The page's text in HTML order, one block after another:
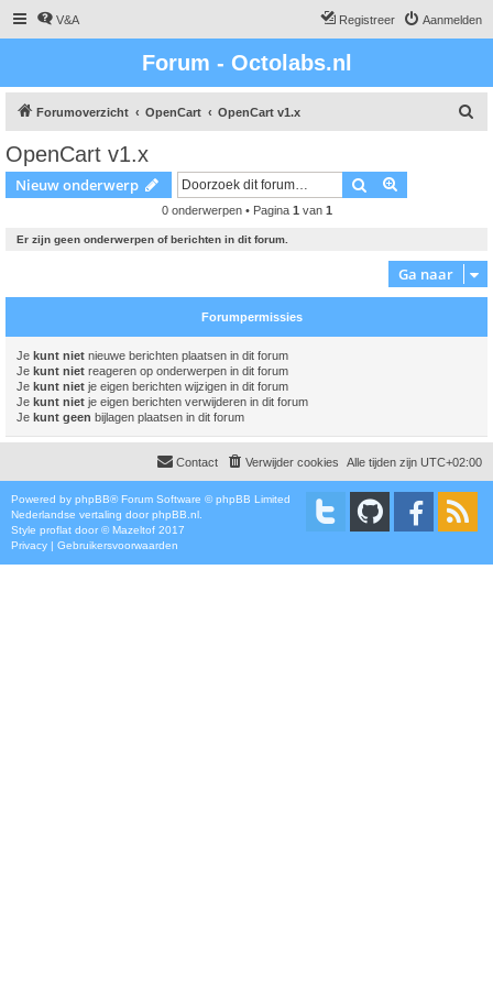
V&A Aanmelden
Registreer
Forum - Octolabs.nl
Forumoverzicht OpenCart OpenCart v1.x
OpenCart v1.x
Nieuw onderwerp Zoek
0 onderwerpen • Pagina 1 van 1
Er zijn geen onderwerpen of berichten in dit forum.
Ga naar
Forumpermissies
Je kunt niet nieuwe berichten plaatsen in dit forum
Je kunt niet reageren op onderwerpen in dit forum
Je kunt niet je eigen berichten wijzigen in dit forum
Je kunt niet je eigen berichten verwijderen in dit forum
Je kunt geen bijlagen plaatsen in dit forum
Alle tijden zijn UTC+02:00
Verwijder cookies
Contact
Powered by phpBB® Forum Software © phpBB Limited
Nederlandse vertaling door phpBB.nl
Style proflat door ©Mazeltof 2017
Privacy | Gebruikersvoorwaarden